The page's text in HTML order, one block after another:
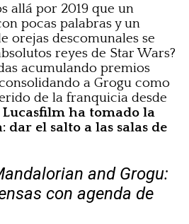
allá por 2019 que un
pocas palabras y un
orejas descomunales se
reyes de Star Wars?
acumulando premios
a Grogu como
de la franquicia desde
Lucasfilm ha tomado la
dar el salto a las salas de
and Grogu:
con agenda de